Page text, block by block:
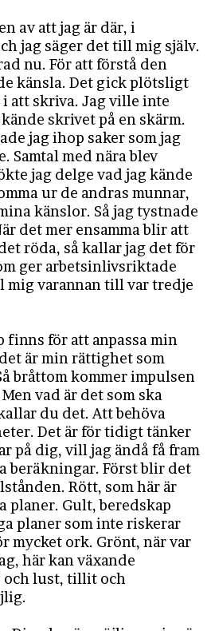
av att jag är där, i
jag säger det till mig själv.
nu. För att förstå den
känsla. Det gick plötsligt
att skriva. Jag ville inte
skrivet på en skärm.
jag ihop saker som jag
Samtal med nära blev
jag delge vad jag kände
ur de andras munnar,
känslor. Så jag tystnade
det mer ensamma blir att
röda, så kallar jag det för
ger arbetsinlivsriktade
mig varannan till var tredje
finns för att anpassa min
är min rättighet som
bråttom kommer impulsen
vad är det som ska
du det. Att behöva
Det är för tidigt tänker
på dig, vill jag ändå få fram
beräkningar. Först blir det
Rött, som här är
planer. Gult, beredskap
planer som inte riskerar
mycket ork. Grönt, när var
här kan växande
och lust, tillit och